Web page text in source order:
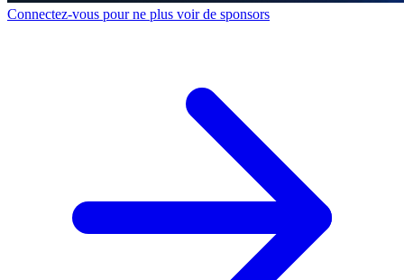
Connectez-vous pour ne plus voir de sponsors